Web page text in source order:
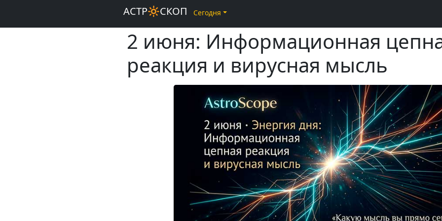
2 июня: Информационная
реакция и вирусная мысль
АСТР🔆СКОП Сегодня